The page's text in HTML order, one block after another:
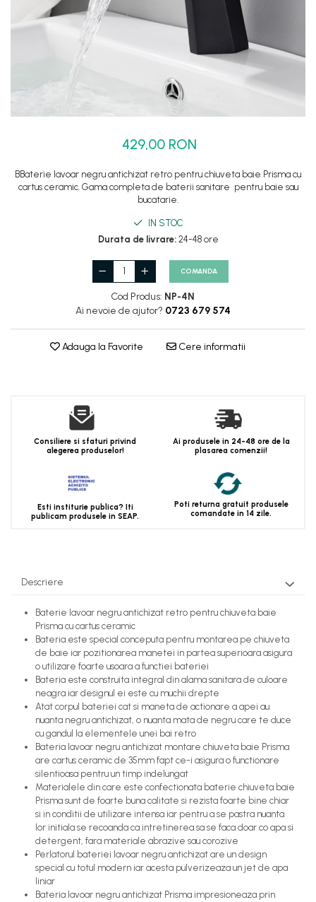
Set dus complet echipat
Suport prindere para dus
Baterii cada-Coloana dus
429,00 RON
BBaterie lavoar negru antichizat retro pentru chiuveta baie Prisma cu
cartus ceramic. Gama completa de baterii sanitare pentru baie sau
bucatarie.
IN STOC
Durata de livrare:24-48 ore
COMANDA
Cod Produs: NP-4N
Ai nevoie de ajutor? 0723 679 574
Adauga la Favorite Cere informatii
Consiliere si sfaturi privind
alegerea produselor!
Ai produsele in 24-48 ore de la
plasarea comenzii!
Esti institurie publica? Iti
publicam produsele in SEAP.
Poti returna gratuit produsele
comandate in 14 zile.
Descriere
Baterie lavoar negru antichizat retro pentru chiuveta baie
Prisma cu cartus ceramic
Bateria este special conceputa pentru montarea pe chiuveta
de baie iar pozitionarea manetei in partea superioara asigura
o utilizare foarte usoara a functiei bateriei
Bateria este construita integral din alama sanitara de culoare
neagra iar designul ei este cu muchii drepte
Atat corpul bateriei cat si maneta de actionare a apei au
nuanta negru antichizat, o nuanta mata de negru care te duce
cu gandul la elementele unei bai retro
Bateria lavoar negru antichizat montare chiuveta baie Prisma
are cartus ceramic de 35mm fapt ce-i asigura o functionare
silentioasa pentru un timp indelungat
Materialele din care este confectionata baterie chiuveta baie
Prisma sunt de foarte buna calitate si rezista foarte bine chiar
si in conditii de utilizare intensa iar pentru a se pastra nuanta
lor initiala se recoanda ca intretinerea sa se faca doar co apa si
detergent, fara materiale abrazive sau corozive
Perlatorul bateriei lavoar negru antichizat are un design
special cu totul modern iar acesta pulverizeaza un jet de apa
liniar
Bateria lavoar negru antichizat Prisma impresioneaza prin